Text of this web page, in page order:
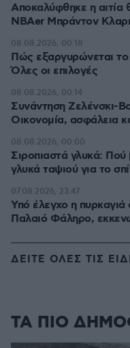
Αποκαλύφθηκε η
NBAer Μπράντον
Πώς εξαργυρώνεται το
Όλες οι επιλογές
08.08.2026, 00:18
Συνάντηση Ζελένσκι-
Οικονομία, ασφάλεια
08.08.2026, 00:14
Σιροπιαστά γλυκά:
γλυκά ταψιού για το
08.08.2026, 00:00
Υπό έλεγχο η πυρκαγιά
Παλαιό Φάληρο,
07.08.2026, 23:47
ΔΕΙΤΕ ΟΛΕΣ ΤΙΣ
ΤΑ ΠΙΟ